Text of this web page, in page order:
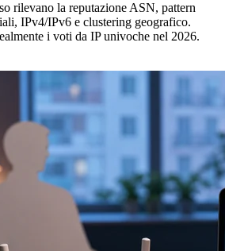
rilevano la reputazione ASN, pattern
IPv4/IPv6 e clustering geografico.
i voti da IP univoche nel 2026.